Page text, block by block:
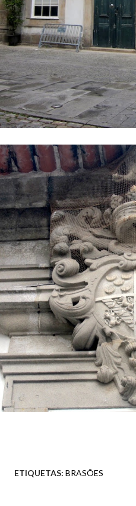
ETIQUETAS: BRASÕES